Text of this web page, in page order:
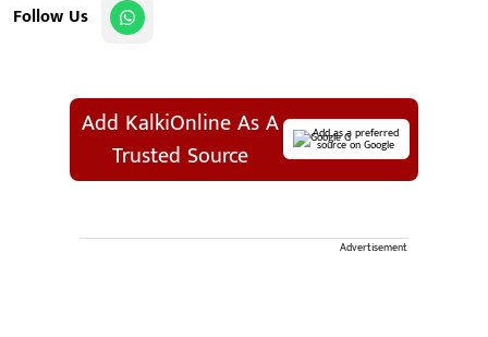
Follow Us
Add KalkiOnline As A
Trusted Source
Add as a preferred
source on Google
Advertisement